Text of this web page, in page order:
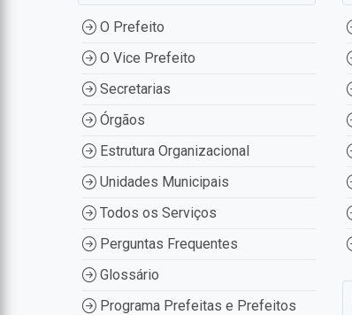
O Prefeito
O Vice Prefeito
Secretarias
Órgãos
Estrutura Organizacional
Unidades Municipais
Todos os Serviços
Perguntas Frequentes
Glossário
Programa Prefeitas e Prefeitos